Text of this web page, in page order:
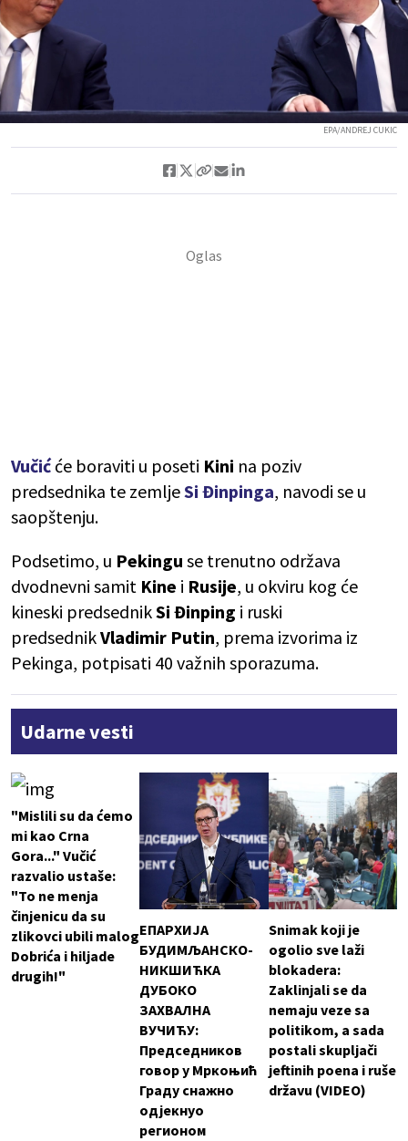
EPA/ANDREJ CUKIC
Vučićće boraviti u poseti Kini na poziv
predsednika te zemljeSi Đinpinga, navodi se u
saopštenju.
Podsetimo, u Pekingu se trenutno održava
dvodnevni samit Kine i Rusije, u okviru kog će
kineski predsednikSi Đinping i ruski
predsednikVladimir Putin, prema izvorima iz
Pekinga, potpisati 40 važnih sporazuma.
Udarne vesti
"Mislili su da ćemo
mi kao Crna
Gora..." Vučić
razvalio ustaše:
"To ne menja
činjenicu da su
zlikovci ubili malog
Dobrića i hiljade
drugih!"
ЕПАРХИЈА
БУДИМЉАНСКО-
НИКШИЋКА
ДУБОКО
ЗАХВАЛНА
ВУЧИЋУ:
Председников
говор у Мркоњић
Граду снажно
одјекнуо
регионом
Snimak koji je
ogolio sve laži
blokadera:
Zaklinjali se da
nemaju veze sa
politikom, a sada
postali skupljači
jeftinih poena i ruše
državu (VIDEO)